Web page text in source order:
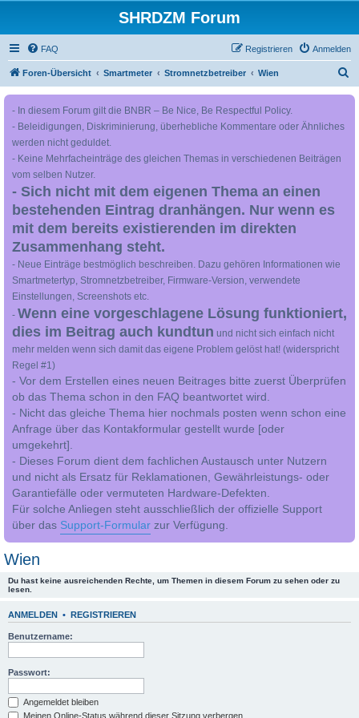
SHRDZM Forum
FAQ Anmelden
Registrieren
Foren-Übersicht Smartmeter Stromnetzbetreiber Wien
- In diesem Forum gilt die BNBR – Be Nice, Be Respectful Policy.
- Beleidigungen, Diskriminierung, überhebliche Kommentare oder Ähnliches
werden nicht geduldet.
- Keine Mehrfacheinträge des gleichen Themas in verschiedenen Beiträgen
vom selben Nutzer.
- Sich nicht mit dem eigenen Thema an einen
bestehenden Eintrag dranhängen. Nur wenn es
mit dem bereits existierenden im direkten
Zusammenhang steht.
- Neue Einträge bestmöglich beschreiben. Dazu gehören Informationen wie
Smartmetertyp, Stromnetzbetreiber, Firmware-Version, verwendete
Einstellungen, Screenshots etc.
- Wenn eine vorgeschlagene Lösung funktioniert,
dies im Beitrag auch kundtun und nicht sich einfach nicht
mehr melden wenn sich damit das eigene Problem gelöst hat! (widerspricht
Regel #1)
- Vor dem Erstellen eines neuen Beitrages bitte zuerst Überprüfen
ob das Thema schon in den FAQ beantwortet wird.
- Nicht das gleiche Thema hier nochmals posten wenn schon eine
Anfrage über das Kontakformular gestellt wurde [oder
umgekehrt].
- Dieses Forum dient dem fachlichen Austausch unter Nutzern
und nicht als Ersatz für Reklamationen, Gewährleistungs- oder
Garantiefälle oder vermuteten Hardware-Defekten.
Für solche Anliegen steht ausschließlich der offizielle Support
über das Support-Formular zur Verfügung.
Wien
Du hast keine ausreichenden Rechte, um Themen in diesem Forum zu sehen oder zu
lesen.
ANMELDEN • REGISTRIEREN
Benutzername:
Passwort:
Angemeldet bleiben
Meinen Online-Status während dieser Sitzung verbergen